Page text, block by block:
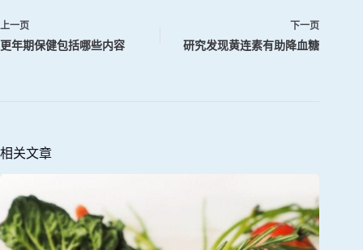
上一页
更年期保健包括哪些内容
下一页
研究发现黄连素有助降血糖
相关文章